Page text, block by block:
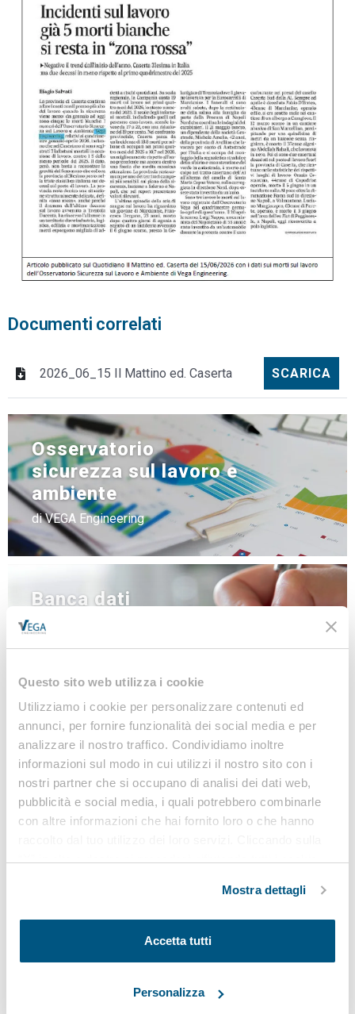
Questo sito web utilizza i cookie
Utilizziamo i cookie per personalizzare contenuti ed
annunci, per fornire funzionalità dei social media e per
analizzare il nostro traffico. Condividiamo inoltre
informazioni sul modo in cui utilizzi il nostro sito con i
nostri partner che si occupano di analisi dei dati web,
pubblicità e social media, i quali potrebbero combinarle
con altre informazioni che hai fornito loro o che hanno
Mostra dettagli
Accetta tutti
Personalizza
Documenti correlati
2026_06_15 Il Mattino ed. Caserta SCARICA
Banca dati
LINEE GUIDA
Osservatorio
sicurezza sul lavoro e
ambiente
di VEGA Engineering
Iscriviti alla nostra
Newsletter
Notizie, Modulistica e Linee Guida gratuite per
e normative